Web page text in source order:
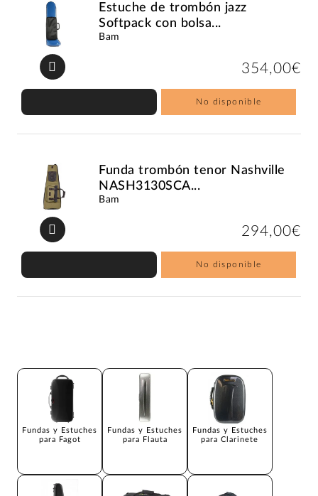
Estuche de trombón jazz
Softpack con bolsa...
Bam
354,00€
No disponible
Funda trombón tenor Nashville
NASH3130SCA...
Bam
294,00€
No disponible
Fundas y Estuches
para Fagot
Fundas y Estuches
para Flauta
Fundas y Estuches
para Clarinete